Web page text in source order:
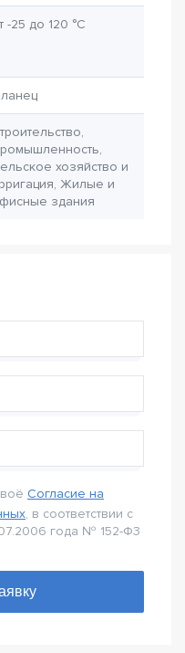
-25 до 120 °C
хозяйство и
Жилые и
здания
Согласие на
, в соответствии с
года № 152-Ф3